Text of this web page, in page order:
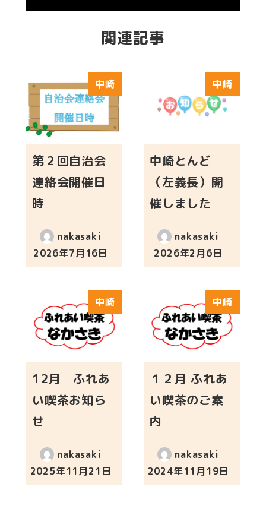
関連記事
中崎
第２回自治会
連絡会開催日
時
nakasaki
投稿日
2026年7月16日
中崎
中崎とんど
（左義長）開
催しました
nakasaki
投稿日
2026年2月6日
中崎
12月 ふれあ
い喫茶お知ら
せ
nakasaki
投稿日
2025年11月21日
中崎
１２月 ふれあ
い喫茶のご案
内
nakasaki
投稿日
2024年11月19日